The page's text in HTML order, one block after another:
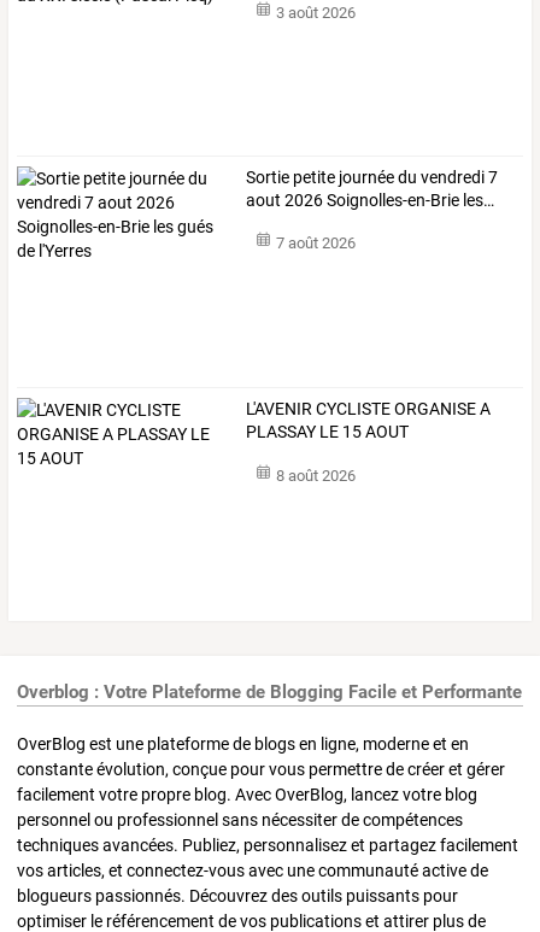
3 août 2026
Sortie petite journéedu vendredi7
aout 2026Soignolles-en-Brie les…
7 août 2026
L'AVENIR CYCLISTE ORGANISE A
PLASSAY LE 15 AOUT
8 août 2026
Overblog : Votre Plateforme de Blogging Facile et Performante
OverBlog est une plateforme de blogs en ligne, moderne et en
constante évolution, conçue pour vous permettre de créer et gérer
facilement votre propre blog. Avec OverBlog, lancez votre blog
personnel ou professionnel sans nécessiter de compétences
techniques avancées. Publiez, personnalisez et partagez facilement
vos articles, et connectez-vous avec une communauté active de
blogueurs passionnés. Découvrez des outils puissants pour
optimiser le référencement de vos publications et attirer plus de